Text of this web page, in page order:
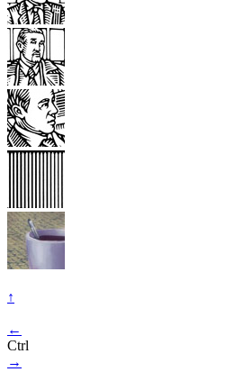
↑
←
Ctrl
→